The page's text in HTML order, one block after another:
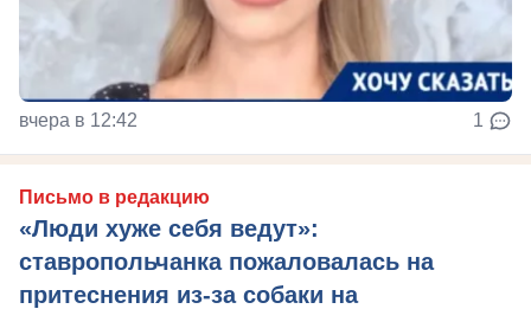
вчера в 12:42 1
Письмо в редакцию
«Люди хуже себя ведут»:
ставропольчанка пожаловалась на
притеснения из-за собаки на